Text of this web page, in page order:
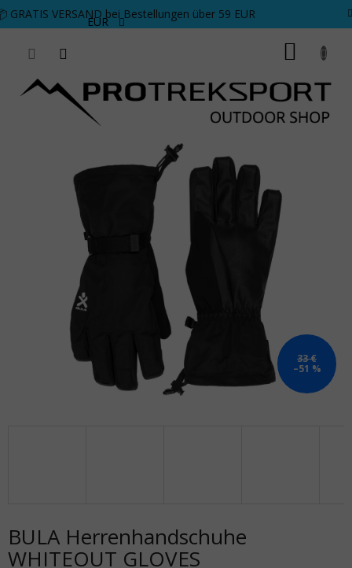
Zum Inhalt springen
GRATIS VERSAND bei Bestellungen über 59 EUR
EUR
33 €
–51 %
BULA Herrenhandschuhe
WHITEOUT GLOVES